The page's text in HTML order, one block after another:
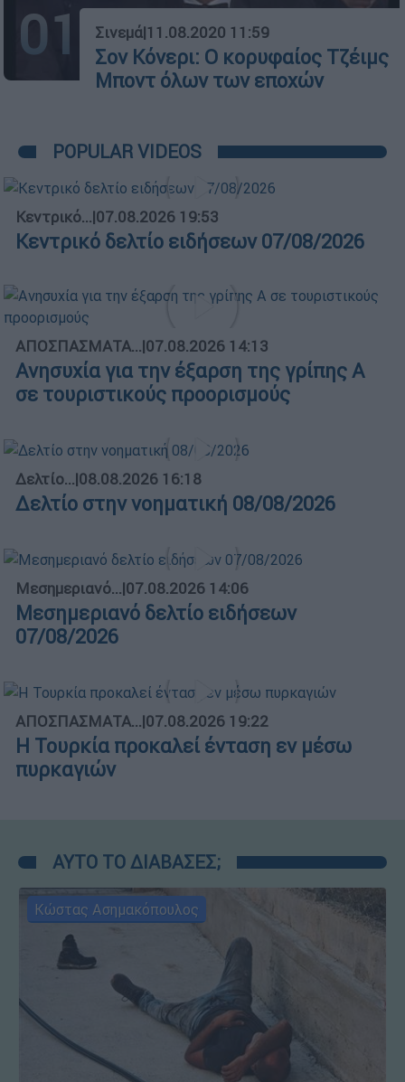
01 Σινεμά|11.08.2020 11:59
Σον Κόνερι: Ο κορυφαίος Τζέιμς
Μποντ όλων των εποχών
POPULAR VIDEOS
Κεντρικό...|07.08.2026 19:53
Κεντρικό δελτίο ειδήσεων 07/08/2026
ΑΠΟΣΠΑΣΜΑΤΑ...|07.08.2026 14:13
Ανησυχία για την έξαρση της γρίπης Α
σε τουριστικούς προορισμούς
Δελτίο...|08.08.2026 16:18
Δελτίο στην νοηματική 08/08/2026
Μεσημεριανό...|07.08.2026 14:06
Μεσημεριανό δελτίο ειδήσεων
07/08/2026
ΑΠΟΣΠΑΣΜΑΤΑ...|07.08.2026 19:22
Η Τουρκία προκαλεί ένταση εν μέσω
πυρκαγιών
ΑΥΤΟ ΤΟ ΔΙΑΒΑΣΕΣ;
Κώστας Ασημακόπουλος